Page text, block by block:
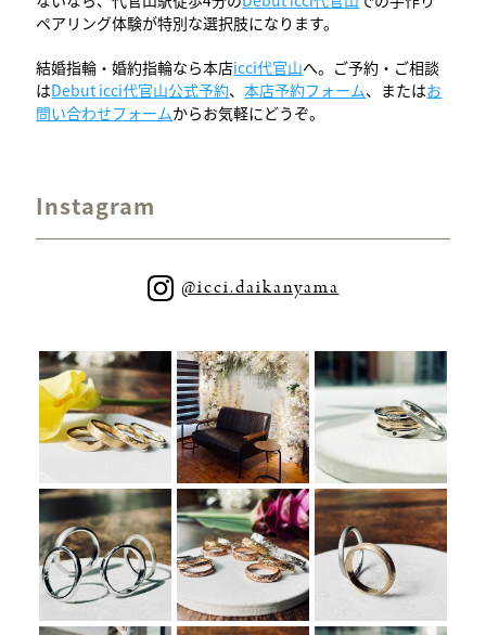
ペアリング体験が特別な選択肢になります。
結婚指輪・婚約指輪なら本店icci代官山へ。ご予約・ご相談
はDebut icci代官山公式予約、本店予約フォーム、またはお
問い合わせフォームからお気軽にどうぞ。
Instagram
@icci.daikanyama